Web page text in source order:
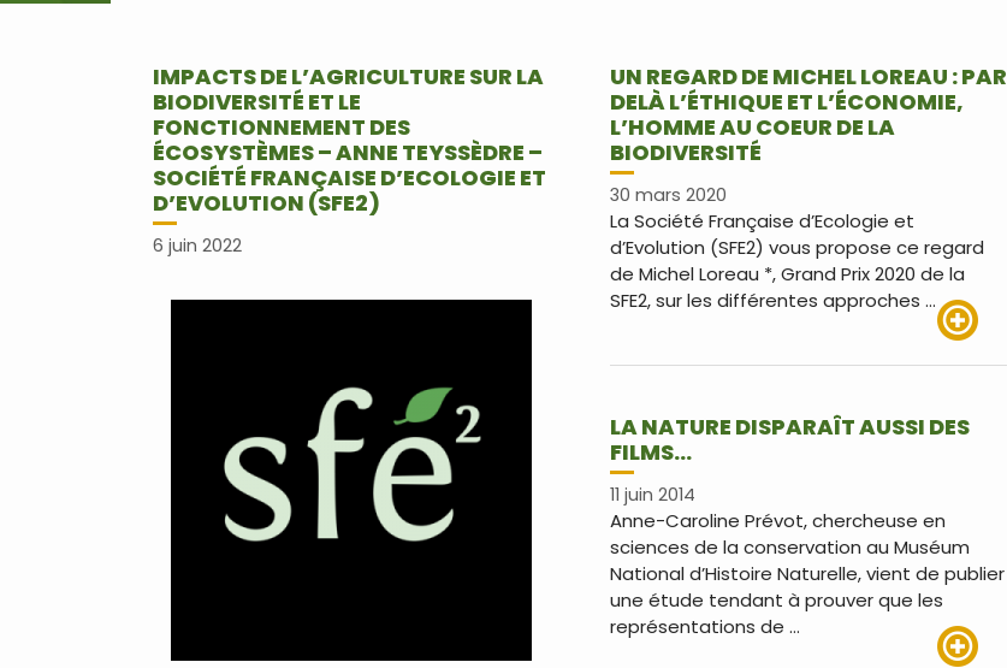
IMPACTS DE L’AGRICULTURE SUR LA
BIODIVERSITÉ ET LE
FONCTIONNEMENT DES
ÉCOSYSTÈMES – ANNE TEYSSÈDRE –
SOCIÉTÉ FRANÇAISE D’ECOLOGIE ET
D’EVOLUTION (SFE2)
6 juin 2022
UN REGARD DE MICHEL LOREAU : PAR
DELÀ L’ÉTHIQUE ET L’ÉCONOMIE,
L’HOMME AU COEUR DE LA
BIODIVERSITÉ
30 mars 2020
La Société Française d’Ecologie et
d’Evolution (SFE2) vous propose ce regard
de Michel Loreau *, Grand Prix 2020 de la
SFE2, sur les différentes approches …
LA NATURE DISPARAÎT AUSSI DES
FILMS…
11 juin 2014
Anne-Caroline Prévot, chercheuse en
sciences de la conservation au Muséum
National d’Histoire Naturelle, vient de publier
une étude tendant à prouver que les
représentations de …